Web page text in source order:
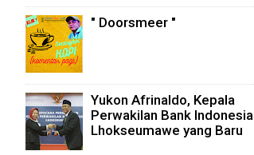
" Doorsmeer "
Yukon Afrinaldo, Kepala
Perwakilan Bank Indonesia
Lhokseumawe yang Baru